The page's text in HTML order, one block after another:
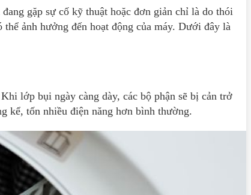
gặp sự cố kỹ thuật hoặc đơn giản chỉ là do thói
ảnh hưởng đến hoạt động của máy. Dưới đây là
lớp bụi ngày càng dày, các bộ phận sẽ bị cản trở
kể, tốn nhiều điện năng hơn bình thường.